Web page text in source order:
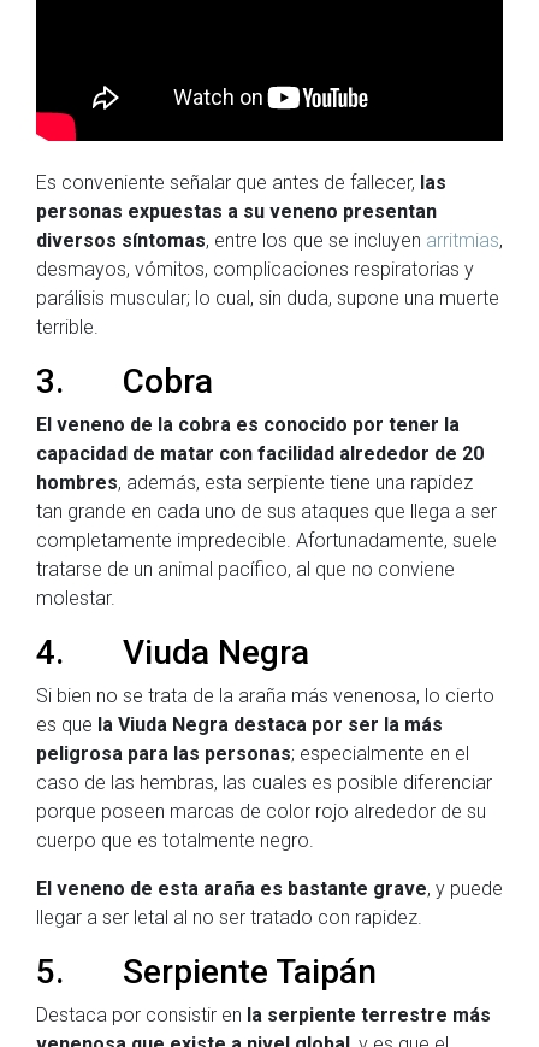
Es conveniente señalar que antes de fallecer, las
personas expuestas a su veneno presentan
diversos síntomas, entre los que se incluyen arritmias,
desmayos, vómitos, complicaciones respiratorias y
parálisis muscular; lo cual, sin duda, supone una muerte
terrible.
3. Cobra
El veneno de la cobra es conocido por tener la
capacidad de matar con facilidad alrededor de 20
hombres, además, esta serpiente tiene una rapidez
tan grande en cada uno de sus ataques que llega a ser
completamente impredecible. Afortunadamente, suele
tratarse de un animal pacífico, al que no conviene
molestar.
4. Viuda Negra
Si bien no se trata de la araña más venenosa, lo cierto
es que la Viuda Negra destaca por ser la más
peligrosa para las personas; especialmente en el
caso de las hembras, las cuales es posible diferenciar
porque poseen marcas de color rojo alrededor de su
cuerpo que es totalmente negro.
El veneno de esta araña es bastante grave, y puede
llegar a ser letal al no ser tratado con rapidez.
5. Serpiente Taipán
Destaca por consistir en la serpiente terrestre más